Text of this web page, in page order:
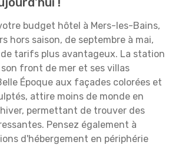
budget hôtel à Mers-les-Bains,
hors saison, de septembre à mai,
tarifs plus avantageux. La station
front de mer et ses villas
Époque aux façades colorées et
attire moins de monde en
permettant de trouver des
Pensez également à
d'hébergement en périphérie